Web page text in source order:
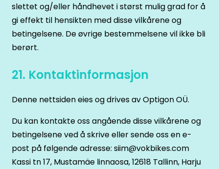
slettet og/eller håndhevet i størst mulig grad for å
gi effekt til hensikten med disse vilkårene og
betingelsene. De øvrige bestemmelsene vil ikke bli
berørt.
21. Kontaktinformasjon
Denne nettsiden eies og drives av Optigon OÜ.
Du kan kontakte oss angående disse vilkårene og
betingelsene ved å skrive eller sende oss en e-
post på følgende adresse: siim@vokbikes.com
Kassi tn 17, Mustamäe linnaosa, 12618 Tallinn, Harju